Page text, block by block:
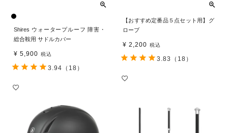
Shires ウォータープルーフ 障害・
総合鞍用 サドルカバー
¥ 5,900 税込
3.94 （18）
【おすすめ定番品５点セット用】グ
ローブ
¥ 2,200 税込
3.83 （18）